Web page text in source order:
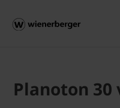
Planoton